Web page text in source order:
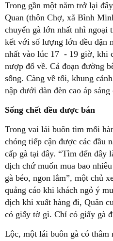
Trong gần một năm trở lại
Quan (thôn Chợ, xã Bình
chuyển gà lớn nhất nhì ngoại
kết với số lượng lớn đều đặn
nhất vào lúc 17 - 19 giờ, khi
nượp đổ về. Cả đoạn đường
sống. Càng về tối, khung
nập dưới dàn đèn cao áp sáng
Sống chết đều được bán
Trong vai lái buôn tìm mối
chóng tiếp cận được các đầu
cấp gà tại đây. “Tìm đến đây
dịch chứ muốn mua bao
gà béo, ngon lắm”, một chủ
quảng cáo khi khách ngỏ ý
dịch khi xuất hàng đi, Quân
có giấy tờ gì. Chỉ có giấy gà
Lộc, một lái buôn gà có thâm